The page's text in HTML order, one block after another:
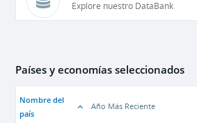
Explore nuestro DataBank
Países y economías seleccionados
Nombre del
país
Año Más Reciente